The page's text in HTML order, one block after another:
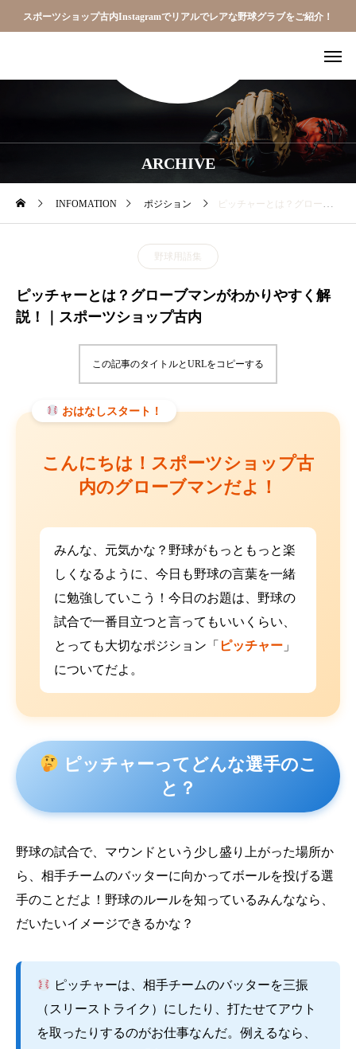
スポーツショップ古内Instagramでリアルでレアな野球グラブをご紹介！
ARCHIVE
INFOMATION ポジション ピッチャーとは？グローブマンがわかりやすく解説！｜スポーツショップ古内
野球用語集
ピッチャーとは？グローブマンがわかりやすく解
説！｜スポーツショップ古内
この記事のタイトルとURLをコピーする
おはなしスタート！
こんにちは！スポーツショップ古
内のグローブマンだよ！
みんな、元気かな？野球がもっともっと楽
しくなるように、今日も野球の言葉を一緒
に勉強していこう！今日のお題は、野球の
試合で一番目立つと言ってもいいくらい、
とっても大切なポジション「 ピッチャー 」
についてだよ。
ピッチャーってどんな選手のこ
と？
野球の試合で、マウンドという少し盛り上がった場所か
ら、相手チームのバッターに向かってボールを投げる選
手のことだよ！野球のルールを知っているみんななら、
だいたいイメージできるかな？
ピッチャーは、相手チームのバッターを三振
（スリーストライク）にしたり、打たせてアウト
を取ったりするのがお仕事なんだ。例えるなら、